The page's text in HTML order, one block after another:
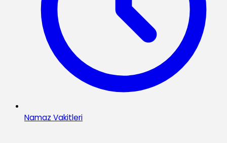
Namaz Vakitleri